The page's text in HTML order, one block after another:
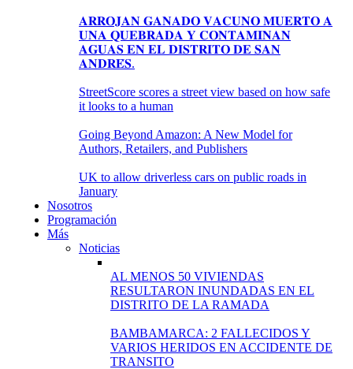
𝐀𝐑𝐑𝐎𝐉𝐀𝐍 𝐆𝐀𝐍𝐀𝐃𝐎 𝐕𝐀𝐂𝐔𝐍𝐎 𝐌𝐔𝐄𝐑𝐓𝐎 𝐀
𝐔𝐍𝐀 𝐐𝐔𝐄𝐁𝐑𝐀𝐃𝐀 𝐘 𝐂𝐎𝐍𝐓𝐀𝐌𝐈𝐍𝐀𝐍
𝐀𝐆𝐔𝐀𝐒 𝐄𝐍 𝐄𝐋 𝐃𝐈𝐒𝐓𝐑𝐈𝐓𝐎 𝐃𝐄 𝐒𝐀𝐍
𝐀𝐍𝐃𝐑𝐄́𝐒.
StreetScore scores a street view based on how safe
it looks to a human
Going Beyond Amazon: A New Model for
Authors, Retailers, and Publishers
UK to allow driverless cars on public roads in
January
Nosotros
Programación
Más
Noticias
AL MENOS 50 VIVIENDAS
RESULTARON INUNDADAS EN EL
DISTRITO DE LA RAMADA
BAMBAMARCA: 2 FALLECIDOS Y
VARIOS HERIDOS EN ACCIDENTE DE
TRANSITO